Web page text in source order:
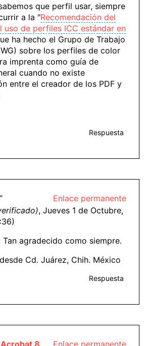
que perfil usar, siempre
a la "Recomendación del
uso de perfiles ICC estándar en
ha hecho el Grupo de Trabajo
sobre los perfiles de color
imprenta como guía de
cuando no existe
entre el creador de los PDF y
Respuesta
Enlace permanente
”
, Jueves 1 de Octubre,
Tan agradecido como siempre.
Cd. Juárez, Chih. México
Respuesta